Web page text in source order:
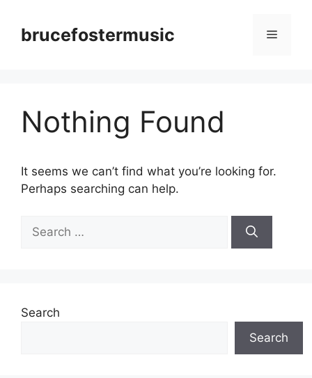
contentbrucefostermusic Menu
Nothing Found
It seems we can’t find what you’re looking for.
Perhaps searching can help.
for:
Search
Search